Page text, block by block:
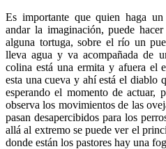
Es importante que quien haga
andar la imaginación, puede
alguna tortuga, sobre el río un
lleva agua y va acompañada de
colina está una ermita y afuera el
esta una cueva y ahí está el diablo
esperando el momento de actuar,
observa los movimientos de las
pasan desapercibidos para los
allá al extremo se puede ver el
donde están los pastores hay una